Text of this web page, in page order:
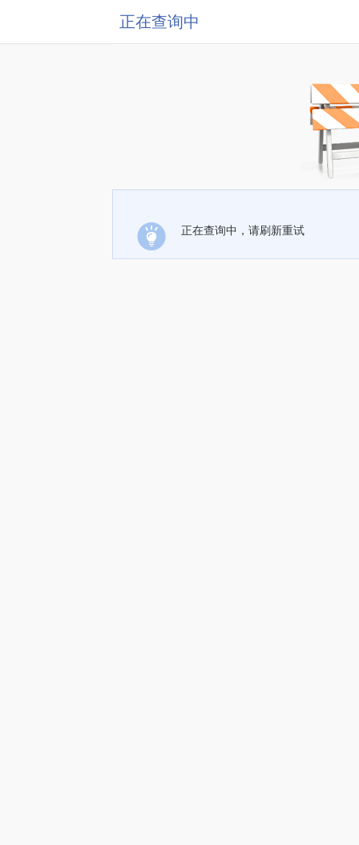
正在查询中
正在查询中，请刷新重试